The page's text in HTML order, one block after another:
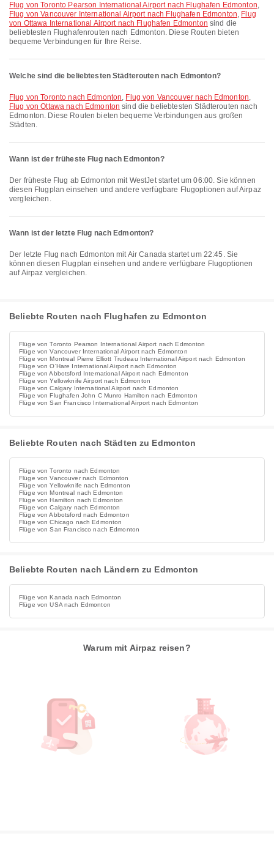
Flug von Toronto Pearson International Airport nach Flughafen Edmonton,
Flug von Vancouver International Airport nach Flughafen Edmonton, Flug
von Ottawa International Airport nach Flughafen Edmonton sind die
beliebtesten Flughafenrouten nach Edmonton. Diese Routen bieten
bequeme Verbindungen für Ihre Reise.
Welche sind die beliebtesten Städterouten nach Edmonton?
Flug von Toronto nach Edmonton, Flug von Vancouver nach Edmonton,
Flug von Ottawa nach Edmonton sind die beliebtesten Städterouten nach
Edmonton. Diese Routen bieten bequeme Verbindungen aus großen
Städten.
Wann ist der früheste Flug nach Edmonton?
Der früheste Flug ab Edmonton mit WestJet startet um 06:00. Sie können
diesen Flugplan einsehen und andere verfügbare Flugoptionen auf Airpaz
vergleichen.
Wann ist der letzte Flug nach Edmonton?
Der letzte Flug nach Edmonton mit Air Canada startet um 22:45. Sie
können diesen Flugplan einsehen und andere verfügbare Flugoptionen
auf Airpaz vergleichen.
Beliebte Routen nach Flughafen zu Edmonton
Flüge von Toronto Pearson International Airport nach Edmonton
Flüge von Vancouver International Airport nach Edmonton
Flüge von Montreal Pierre Elliott Trudeau International Airport nach Edmonton
Flüge von O'Hare International Airport nach Edmonton
Flüge von Abbotsford International Airport nach Edmonton
Flüge von Yellowknife Airport nach Edmonton
Flüge von Calgary International Airport nach Edmonton
Flüge von Flughafen John C Munro Hamilton nach Edmonton
Flüge von San Francisco International Airport nach Edmonton
Beliebte Routen nach Städten zu Edmonton
Flüge von Toronto nach Edmonton
Flüge von Vancouver nach Edmonton
Flüge von Yellowknife nach Edmonton
Flüge von Montreal nach Edmonton
Flüge von Hamilton nach Edmonton
Flüge von Calgary nach Edmonton
Flüge von Abbotsford nach Edmonton
Flüge von Chicago nach Edmonton
Flüge von San Francisco nach Edmonton
Beliebte Routen nach Ländern zu Edmonton
Flüge von Kanada nach Edmonton
Flüge von USA nach Edmonton
Warum mit Airpaz reisen?